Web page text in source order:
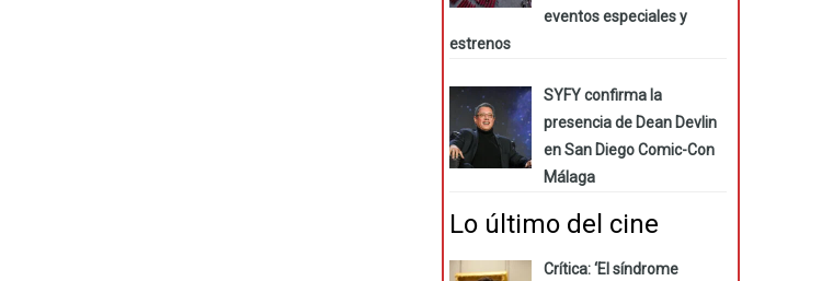
eventos especiales y
estrenos
SYFY confirma la
presencia de Dean Devlin
en San Diego Comic-Con
Málaga
Lo último del cine
Crítica: ‘El síndrome